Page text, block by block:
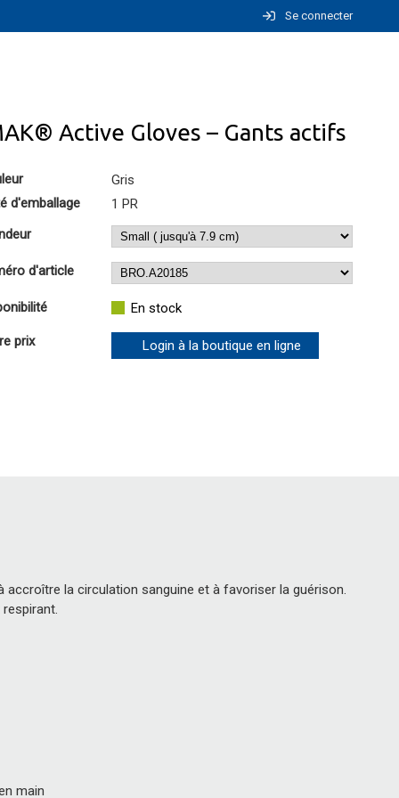
Se connecter
Active Gloves – Gants actifs
Gris
d'emballage
1 PR
d'article
En stock
prix Login à la boutique en ligne
la circulation sanguine et à favoriser la guérison.
main